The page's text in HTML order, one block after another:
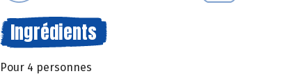
Ingrédients
Pour 4 personnes